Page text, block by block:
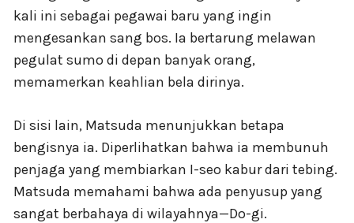
kali ini sebagai pegawai baru yang ingin
mengesankan sang bos. Ia bertarung melawan
pegulat sumo di depan banyak orang,
memamerkan keahlian bela dirinya.
Di sisi lain, Matsuda menunjukkan betapa
bengisnya ia. Diperlihatkan bahwa ia membunuh
penjaga yang membiarkan I-seo kabur dari tebing.
Matsuda memahami bahwa ada penyusup yang
sangat berbahaya di wilayahnya—Do-gi.